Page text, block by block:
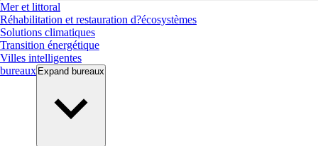
Mer et littoral
Réhabilitation et restauration d?écosystèmes
Solutions climatiques
Transition énergétique
Villes intelligentes
bureaux Expand bureaux